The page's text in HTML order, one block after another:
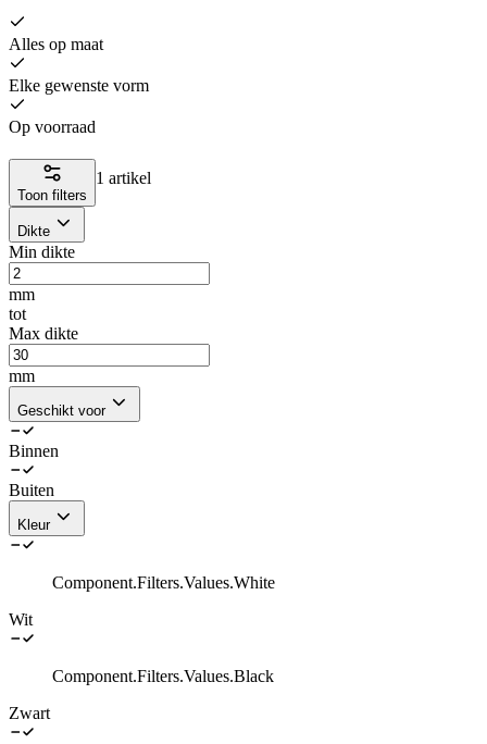
Alles op maat
Elke gewenste vorm
Op voorraad
Toon filters
1 artikel
Dikte
Min dikte
mm
tot
Max dikte
mm
Geschikt voor
Binnen
Buiten
Kleur
Component.Filters.Values.White
Wit
Component.Filters.Values.Black
Zwart